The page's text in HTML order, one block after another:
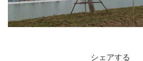
シェアする